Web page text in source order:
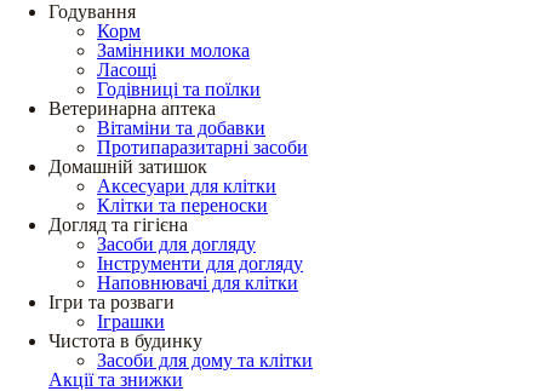
Годування
Корм
Замінники молока
Ласощі
Годівниці та поїлки
Ветеринарна аптека
Вітаміни та добавки
Протипаразитарні засоби
Домашній затишок
Аксесуари для клітки
Клітки та переноски
Догляд та гігієна
Засоби для догляду
Інструменти для догляду
Наповнювачі для клітки
Ігри та розваги
Іграшки
Чистота в будинку
Засоби для дому та клітки
Акції та знижки